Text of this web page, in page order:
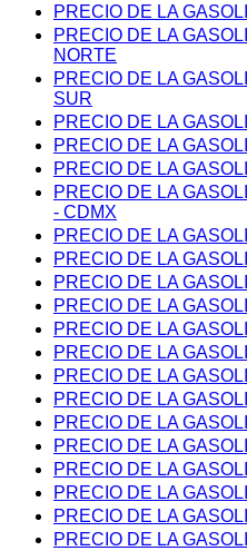
PRECIO DE LA
PRECIO DE LA
NORTE
PRECIO DE LA
SUR
PRECIO DE LA
PRECIO DE LA
PRECIO DE LA
PRECIO DE LA
- CDMX
PRECIO DE LA
PRECIO DE LA
PRECIO DE LA
PRECIO DE LA
PRECIO DE LA
PRECIO DE LA
PRECIO DE LA
PRECIO DE LA
PRECIO DE LA
PRECIO DE LA
PRECIO DE LA
PRECIO DE LA
PRECIO DE LA
PRECIO DE LA